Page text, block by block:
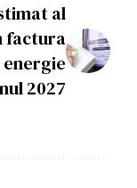
al
factura
2027